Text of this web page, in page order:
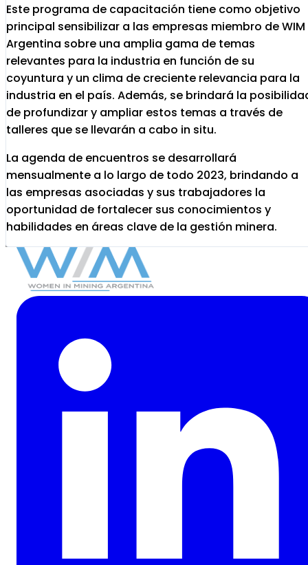
Este programa de capacitación tiene como objetivo
principal sensibilizar a las empresas miembro de WIM
Argentina sobre una amplia gama de temas
relevantes para la industria en función de su
coyuntura y un clima de creciente relevancia para la
industria en el país. Además, se brindará la
de profundizar y ampliar estos temas a través de
talleres que se llevarán a cabo in situ.
La agenda de encuentros se desarrollará
mensualmente a lo largo de todo 2023, brindando a
las empresas asociadas y sus trabajadores la
oportunidad de fortalecer sus conocimientos y
habilidades en áreas clave de la gestión minera.